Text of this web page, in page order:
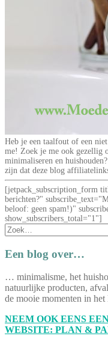
Heb je een taalfout of een
me! Zoek je me ook gezellig
minimaliseren en
zijn dat deze blog
[jetpack_subscription_form
berichten?"
beloof: geen spam!)"
show_subscribers_total="1"]
Zoek
naar:
Een blog over…
… minimalisme, het
natuurlijke producten,
de mooie momenten in het
NEEM OOK EENS
WEBSITE: PLAN &